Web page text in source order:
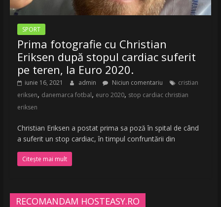
SPORT
Prima fotografie cu Christian
Eriksen după stopul cardiac suferit
pe teren, la Euro 2020.
iunie 16, 2021 admin Niciun comentariu
cristian
eriksen, danemarca fotbal, euro 2020, stop cardiac christian
eriksen
Christian Eriksen a postat prima sa poză în spital de când
a suferit un stop cardiac, în timpul confruntării din
Citește mai mult
RECOMANDAM HOSTEASY.RO